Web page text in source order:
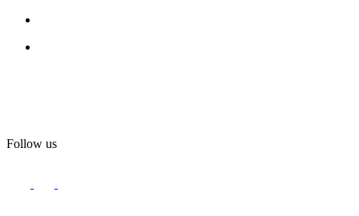
Follow us